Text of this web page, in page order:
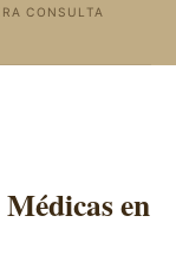
CONSULTA
en